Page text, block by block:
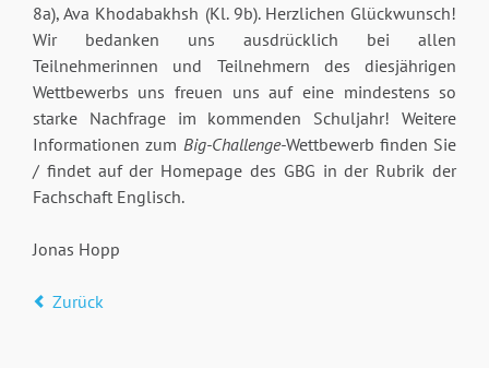
8a), Ava Khodabakhsh (Kl. 9b). Herzlichen Glückwunsch!
Wir bedanken uns ausdrücklich bei allen
Teilnehmerinnen und Teilnehmern des diesjährigen
Wettbewerbs uns freuen uns auf eine mindestens so
starke Nachfrage im kommenden Schuljahr! Weitere
Informationen zum Big-Challenge-Wettbewerb finden Sie
/ findet auf der Homepage des GBG in der Rubrik der
Fachschaft Englisch.
Jonas Hopp
Zurück